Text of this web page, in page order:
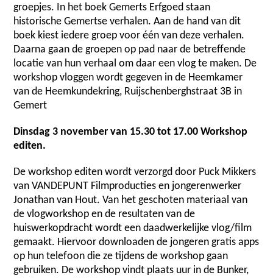
groepjes. In het boek Gemerts Erfgoed staan
historische Gemertse verhalen. Aan de hand van dit
boek kiest iedere groep voor één van deze verhalen.
Daarna gaan de groepen op pad naar de betreffende
locatie van hun verhaal om daar een vlog te maken. De
workshop vloggen wordt gegeven in de Heemkamer
van de Heemkundekring, Ruijschenberghstraat 3B in
Gemert
Dinsdag 3 november van 15.30 tot 17.00Workshop
editen.
De workshop editen wordt verzorgd door Puck Mikkers
van VANDEPUNT Filmproducties en jongerenwerker
Jonathan van Hout. Van het geschoten materiaal van
de vlogworkshop en de resultaten van de
huiswerkopdracht wordt een daadwerkelijke vlog/film
gemaakt. Hiervoor downloaden de jongeren gratis apps
op hun telefoon die ze tijdens de workshop gaan
gebruiken. De workshop vindt plaats uur in de Bunker,